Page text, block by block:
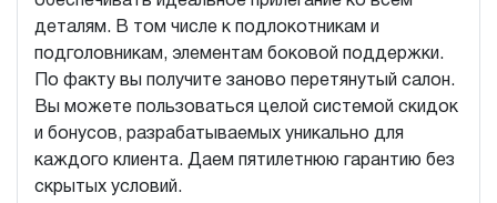
деталям. В том числе к подлокотникам и
подголовникам, элементам боковой поддержки.
По факту вы получите заново перетянутый салон.
Вы можете пользоваться целой системой скидок
и бонусов, разрабатываемых уникально для
каждого клиента. Даем пятилетнюю гарантию без
скрытых условий.